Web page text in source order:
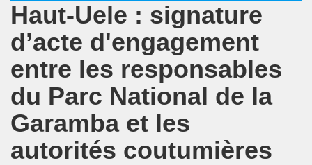
Haut-Uele : signature
d’acte d'engagement
entre les responsables
du Parc National de la
Garamba et les
autorités coutumières